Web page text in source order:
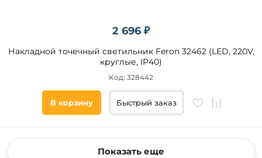
2 696 ₽
Накладной точечный светильник Feron 32462 (LED, 220V,
круглые, IP40)
Код: 328442
В корзину Быстрый заказ
Показать еще